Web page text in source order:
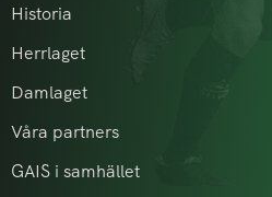
Historia
Herrlaget
Damlaget
Våra partners
GAIS i samhället